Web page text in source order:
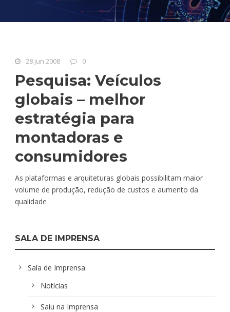
28 jun 2008 0
Pesquisa: Veículos
globais – melhor
estratégia para
montadoras e
consumidores
As plataformas e arquiteturas globais possibilitam maior
volume de produção, redução de custos e aumento da
qualidade
SALA DE IMPRENSA
Sala de Imprensa
Notícias
Saiu na Imprensa